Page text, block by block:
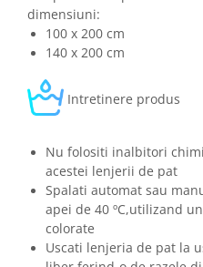
dimensiuni:
100 x 200 cm
140 x 200 cm
Intretinere produs
Nu folositi inalbitori
acestei lenjerii de pat
Spalati automat sau
apei de 40 ºC,utilizand
colorate
Uscati lenjeria de pat la